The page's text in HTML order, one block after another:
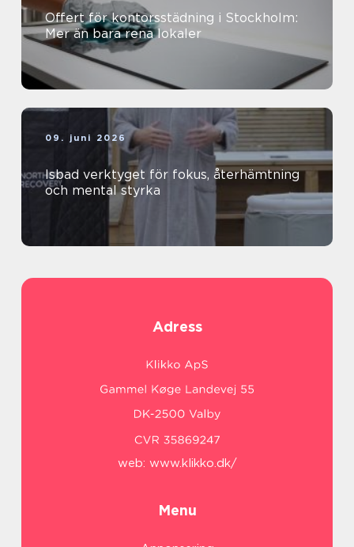
Offert för kontorsstädning i Stockholm:
Mer än bara rena lokaler
09. juni 2026
Isbad verktyget för fokus, återhämtning
och mental styrka
Adress
web: www.klikko.dk/
Menu